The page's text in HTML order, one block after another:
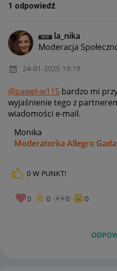
1 odpowiedź
la_nika
Moderacja
‎24-01-2025 19:19
@pawel-w115 bardzo mi
wyjaśnienie tego z
wiadomości e-mail.
Monika
Moderatorka Allegro
0 W PUNKT!
0 0 0 0